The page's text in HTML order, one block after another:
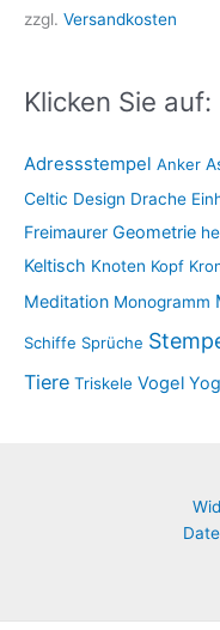
zzgl. Versandkosten
Klicken Sie auf:
Adressstempel Anker
Celtic Design Drache
Freimaurer Geometrie
Keltisch Knoten Kopf
Meditation Monogramm
Schiffe Sprüche
Tiere Triskele Vogel